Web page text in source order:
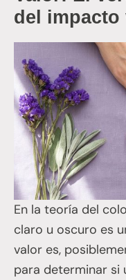
del impacto
En la teoría del
claro u oscuro es
valor es,
para determinar si